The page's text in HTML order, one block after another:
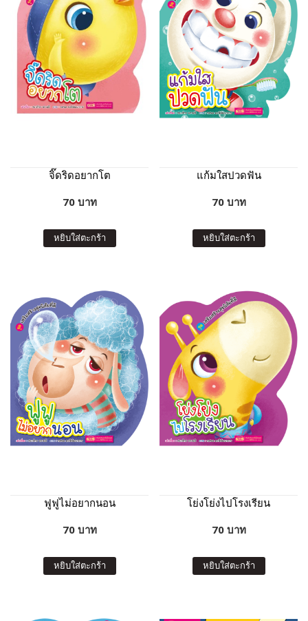
จิ๊ดริดอยากโต
70 บาท
หยิบใส่ตะกร้า
แก้มใสปวดฟัน
70 บาท
หยิบใส่ตะกร้า
ฟูฟูไม่อยากนอน
70 บาท
หยิบใส่ตะกร้า
โย่งโย่งไปโรงเรียน
70 บาท
หยิบใส่ตะกร้า